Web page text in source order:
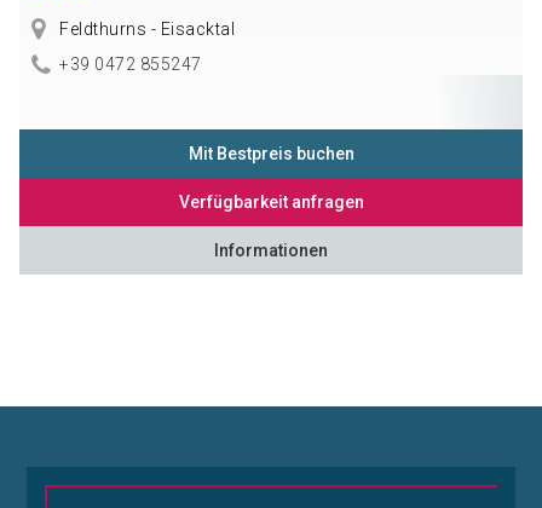
Feldthurns - Eisacktal
+39 0472 855247
Mit Bestpreis buchen
Verfügbarkeit anfragen
Informationen